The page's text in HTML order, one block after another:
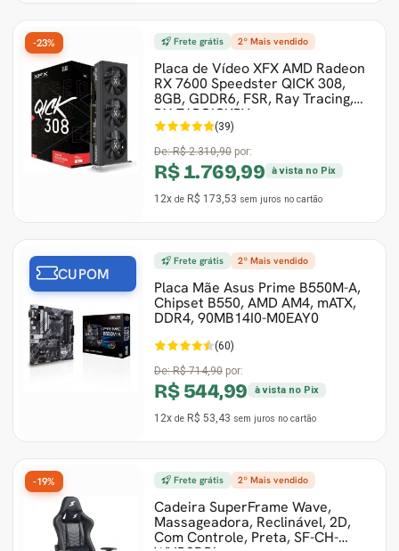
Frete grátis 2º Mais vendido
Placa de Vídeo XFX AMD Radeon
RX 7600 Speedster QICK 308,
8GB, GDDR6, FSR, Ray Tracing,
RX-76PQICKBY
(39)
De:R$ 2.310,90 por:
R$ 1.769,99 à vista no Pix
12x de R$ 173,53 sem juros no cartão
-23%
CUPOM
Frete grátis 2º Mais vendido
Placa Mãe Asus Prime B550M-A,
Chipset B550, AMD AM4, mATX,
DDR4, 90MB14I0-M0EAY0
(60)
De:R$ 714,90 por:
R$ 544,99 à vista no Pix
12x de R$ 53,43 sem juros no cartão
Frete grátis 2º Mais vendido
Cadeira SuperFrame Wave,
Massageadora, Reclinável, 2D,
Com Controle, Preta, SF-CH-
-19%